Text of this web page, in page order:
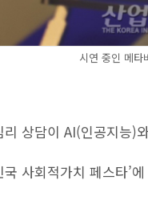
시연 중인 메타
상담이 AI(인공지능)
국 사회적가치 페스타